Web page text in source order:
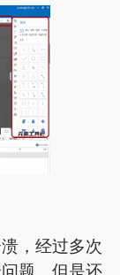
，经过多次
题。但是还